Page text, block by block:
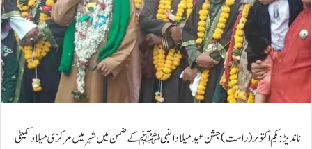
ناندیڑ:یکم اکتوبر (راست) جشن عید میلادالنبیﷺ کے ضمن میں شہر میں مرکزی میلاد کمیٹی